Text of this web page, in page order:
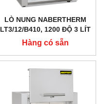
LÒ NUNG NABERTHERM
LT3/12/B410, 1200 ĐỘ 3 LÍT
, CỬA LẬT LÊN
Hàng có sẵn